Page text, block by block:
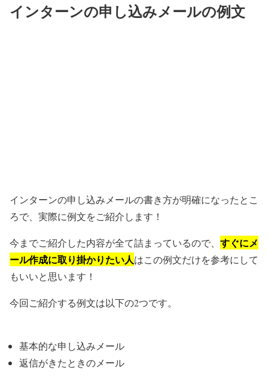
インターンの申し込みメールの例文
インターンの申し込みメールの書き方が明確になったとこ
ろで、実際に例文をご紹介します！
今までご紹介した内容が全て詰まっているので、 すぐにメ
ール作成に取り掛かりたい人はこの例文だけを参考にして
もいいと思います！
今回ご紹介する例文は以下の2つです。
基本的な申し込みメール
返信がきたときのメール